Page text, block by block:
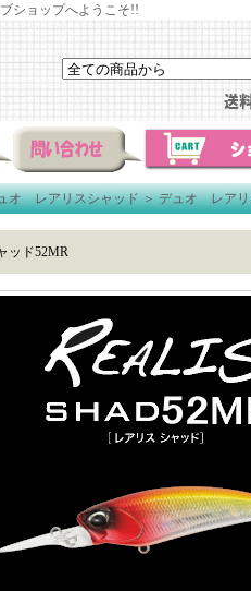
ショップへようこそ!!
オ レアリスシャッド＞デュオ レアリ
ッド52MR